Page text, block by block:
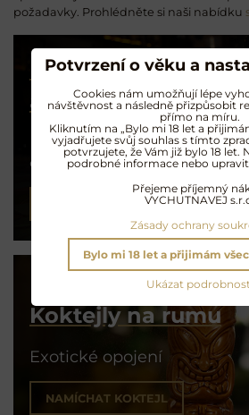
požadavky. Prohlédněte si naši nabídku
Rum s čokoládou
a naopak
Degustační tipy
od Radka z RumMe
PŘEČÍST ČLÁNEK
Koktejly na rumu
Exotické opojení
NAMÍCHAT KOKTEJL
Potvrzení o věku a
Cookies nám umožňují lépe
návštěvnost a následně přizpůsobit
přímo na míru.
Kliknutím na „Bylo mi 18 let a
vyjadřujete svůj souhlas s tímto
potvrzujete, že Vám již bylo 18 let.
podrobné informace nebo
Přejeme příjemný
VYCHUTNAVEJ
Zásady ochrany
Ukázat
Bylo mi 18 let a přijimám